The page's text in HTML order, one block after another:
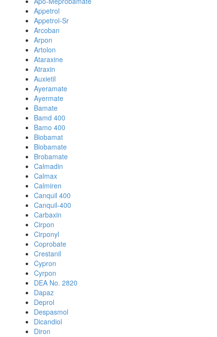
Appetrol
Appetrol-Sr
Arcoban
Arpon
Artolon
Ataraxine
Atraxin
Auxietil
Ayeramate
Ayermate
Bamate
Bamd 400
Bamo 400
Biobamat
Biobamate
Brobamate
Calmadin
Calmax
Calmiren
Canquil 400
Canquil-400
Carbaxin
Cirpon
Cirponyl
Coprobate
Crestanil
Cypron
Cyrpon
DEA No. 2820
Dapaz
Deprol
Despasmol
Dicandiol
Diron